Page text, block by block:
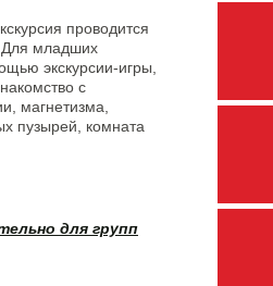
проводится
Для младших
экскурсии-игры,
с
магнетизма,
пузырей, комната
для групп